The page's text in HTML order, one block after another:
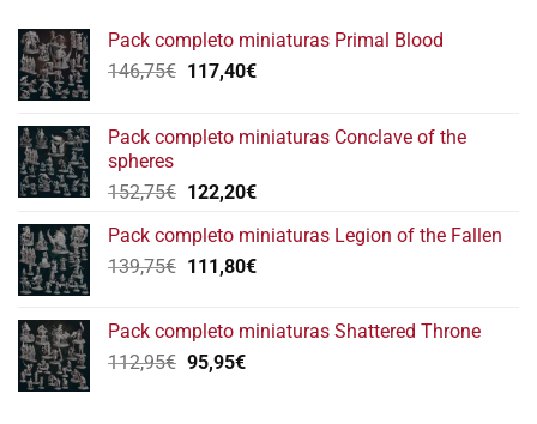
Pack completo miniaturas Primal Blood
146,75€ El
era:
117,40€El
es:
Pack completo miniaturas Conclave of the
spheres
152,75€ El
original
era:
122,20€El
actual
es:
Pack completo miniaturas Legion of the Fallen
139,75€ El
era:
139,75€.
111,80€El
es:
Pack completo miniaturas Shattered Throne
112,95€ El
95,95€El